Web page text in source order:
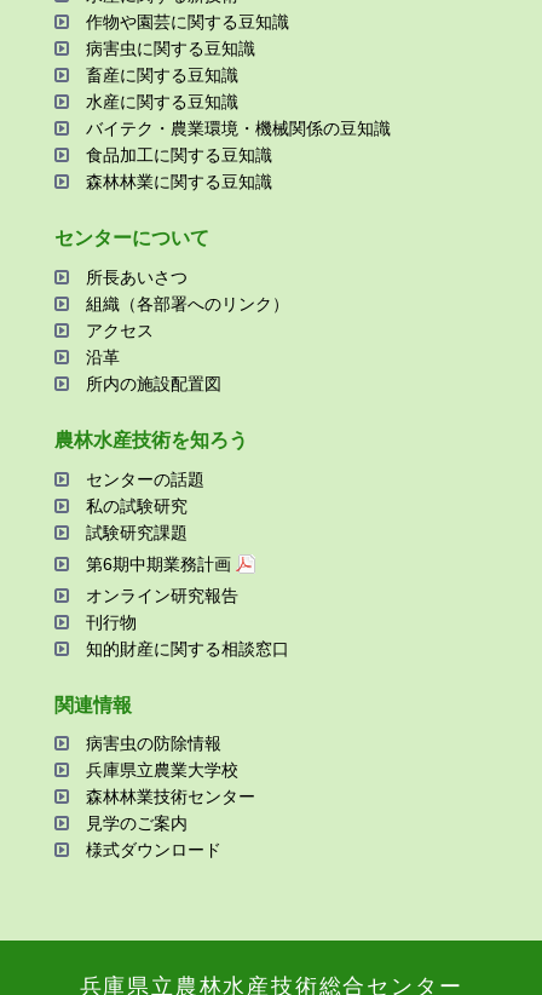
作物や園芸に関する⾖知識
病害⾍に関する⾖知識
畜産に関する⾖知識
⽔産に関する⾖知識
バイテク・農業環境・機械関係の⾖知識
⾷品加⼯に関する⾖知識
森林林業に関する⾖知識
センターについて
所⻑あいさつ
組織（各部署へのリンク）
アクセス
沿⾰
所内の施設配置図
農林⽔産技術を知ろう
センターの話題
私の試験研究
試験研究課題
第6期中期業務計画
オンライン研究報告
刊⾏物
知的財産に関する相談窓⼝
関連情報
病害⾍の防除情報
兵庫県⽴農業⼤学校
森林林業技術センター
⾒学のご案内
様式ダウンロード
兵庫県⽴農林⽔産技術総合センター